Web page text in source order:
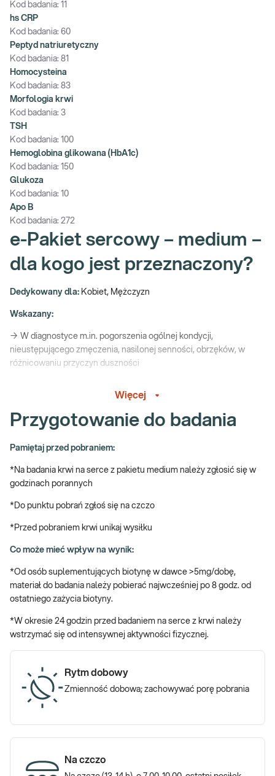
Kod badania: 11
hs CRP
Kod badania: 60
Peptyd natriuretyczny
Kod badania: 81
Homocysteina
Kod badania: 83
Morfologia krwi
Kod badania: 3
TSH
Kod badania: 100
Hemoglobina glikowana (HbA1c)
Kod badania: 150
Glukoza
Kod badania: 10
Apo B
Kod badania: 272
e-Pakiet sercowy – medium –
dla kogo jest przeznaczony?
Dedykowany dla: Kobiet, Mężczyzn
Wskazany:
→ W diagnostyce m.in. pogorszenia ogólnej kondycji,
nieustępującego zmęczenia, nasilonej senności, obrzęków, w
różnicowaniu przyczyn duszności
(np. choroby zakrzepowo-zatorowej, nadciśnienia, cukrzycy,
miażdżycy)
zdrowia
Serce, aby biło jak najdłużej swoim właściwym rytmem, musi mieć
m.in. przetrwale podniesiony poziom glukozy we krwi oraz zbyt
zmieniają struktury naczyń krwionośnych otaczających serce i
powoli, ale skutecznie prowadzą do jego niewydolności. Badania
laboratoryjne na serce uwzględnione w pakiecie medium
(poszerzonym w odniesieniu do pakietu sercowego o
homocysteinę, peptyd natriuretyczny i Apo B) pozwalają na
na wprowadzenie ewentualnych modyfikacji, poprawiających
wydolność tego niezwykle ważnego narządu.
Jakie badanie na serce z krwi?
e-PAKIET SERCOWY MEDIUMuwzględnia pomiar szeregu
wpływają na funkcjonowanie mięśnia sercowego:
Więcej
Przygotowanie do badania
Pamiętaj przed pobraniem:
*Na badania krwi na serce z pakietu medium należy zgłosić się w
godzinach porannych
*Do punktu pobrań zgłoś się na czczo
*Przed pobraniem krwi unikaj wysiłku
Co może mieć wpływ na wynik:
*Od osób suplementujących biotynę w dawce >5mg/dobę,
materiał do badania należy pobierać najwcześniej po 8 godz. od
ostatniego zażycia biotyny.
*W okresie 24 godzin przed badaniem na serce z krwi należy
wstrzymać się od intensywnej aktywności fizycznej.
Rytm dobowy
Zmienność dobowa; zachowywać porę pobrania
Na czczo